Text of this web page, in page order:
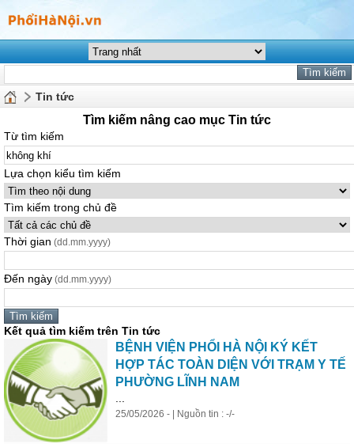
Tin tức
Tìm kiếm nâng cao mục Tin tức
Từ tìm kiếm
Lựa chọn kiểu tìm kiếm
Tìm kiếm trong chủ đề
Thời gian (dd.mm.yyyy)
Đến ngày (dd.mm.yyyy)
Kết quả tìm kiếm trên Tin tức
BỆNH VIỆN PHỔI HÀ NỘI KÝ KẾT
HỢP TÁC TOÀN DIỆN VỚI TRẠM Y TẾ
PHƯỜNG LĨNH NAM
25/05/2026 - | Nguồn tin : -/-